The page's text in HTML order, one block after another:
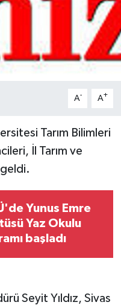
A- A+
Tarım Bilimleri
İl Tarım ve
Yunus Emre
Yaz Okulu
başladı
Seyit Yıldız, Sivas